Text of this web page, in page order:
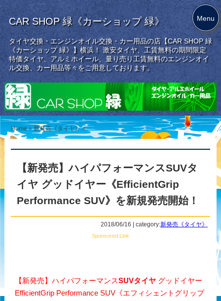
CAR SHOP 緑《カーショップ 緑》
タイヤ交換・エンジンオイル交換・カー用品の店【CAR SHOP 緑
《カーショップ 緑》】横浜！ 激安タイヤ、工賃無料の期間限定
特価タイヤ、アルミホイール、量り売り工賃無料のエンジンオイ
ル交換、カー用品等々をご用意しております。
Home »新発売《タイヤ》 »
【新発売】ハイパフォーマンスSUVタ
イヤ グッドイヤー《EfficientGrip
Performance SUV》を新規発売開始！
2018/06/16 | category:新発売《タイヤ》
Sponsored Link
【新発売】ハイパフォーマンスSUVタイヤグッドイヤー
EfficientGrip Performance SUV《エフィシェントグリップ
Menu